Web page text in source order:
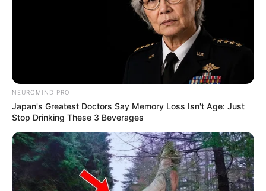
NEUROMIND PRO
Japan's Greatest Doctors Say Memory Loss Isn't Age: Just
Stop Drinking These 3 Beverages